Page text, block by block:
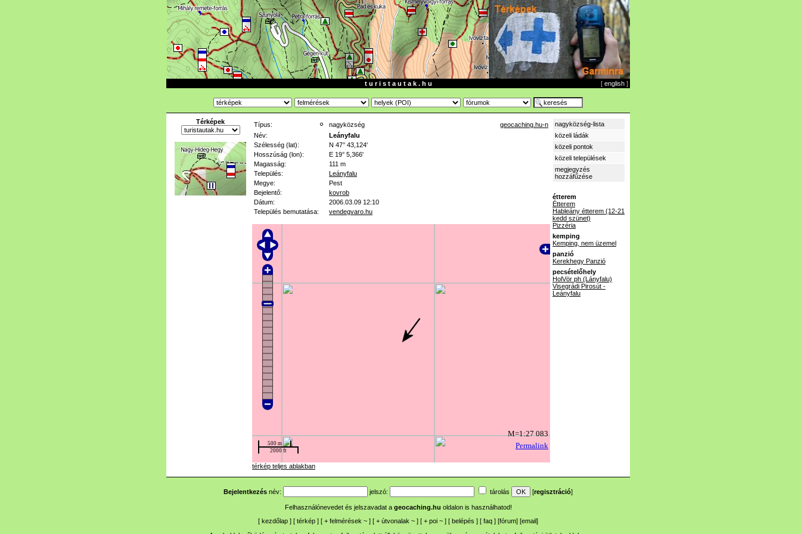
t u r i s t a u t a k . h u [ english ]
Térképek Típus: nagyközség
geocaching.hu-n
Név:
Leányfalu
Szélesség (lat):
N 47° 43,124'
Hosszúság (lon):
E 19° 5,366'
Magasság:
111 m
Település:
Leányfalu
Megye:
Pest
Bejelentő:
kovrob
Dátum:
2006.03.09 12:10
Település bemutatása:
vendegvaro.hu
térkép teljes ablakban
nagyközség-lista
közeli ládák
közeli pontok
közeli települések
megjegyzés
hozzáfűzése
étterem
Étterem
Hableány étterem (12-21
kedd szünet)
Pizzéria
kemping
Kemping, nem üzemel
panzió
Kerekhegy Panzió
pecsételőhely
HolVör ph (Lányfalu)
Visegrádi Pirosút -
Leányfalu
Bejelentkezés név: jelszó: tárolás [regisztráció]
Felhasználónevedet és jelszavadat a geocaching.hu oldalon is használhatod!
[ kezdőlap ] [ térkép ] [ + felmérések ~ ] [ + útvonalak ~ ] [ + poi ~ ] [ belépés ] [ faq ] [fórum] [email]